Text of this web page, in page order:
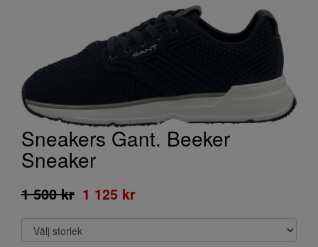
Sneakers Gant. Beeker
Sneaker
1 500 kr 1 125 kr